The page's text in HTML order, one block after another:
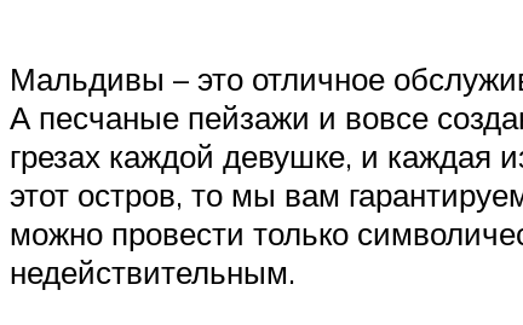
Мальдивы – это отличное
А песчаные пейзажи и вовсе
грезах каждой девушке, и каждая
этот остров, то мы вам
можно провести только
недействительным.